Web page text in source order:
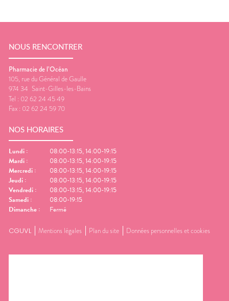
NOUS RENCONTRER
Pharmacie de l’Océan
105, rue du Général de Gaulle
974 34 Saint-Gilles-les-Bains
Tel : 02 62 24 45 49
Fax : 02 62 24 59 70
NOS HORAIRES
Lundi :
08:00-13:15, 14:00-19:15
Mardi :
08:00-13:15, 14:00-19:15
Mercredi :
08:00-13:15, 14:00-19:15
Jeudi :
08:00-13:15, 14:00-19:15
Vendredi :
08:00-13:15, 14:00-19:15
Samedi :
08:00-19:15
Dimanche : Fermé
CGUVL Mentions légales Plan du site Données personnelles et cookies